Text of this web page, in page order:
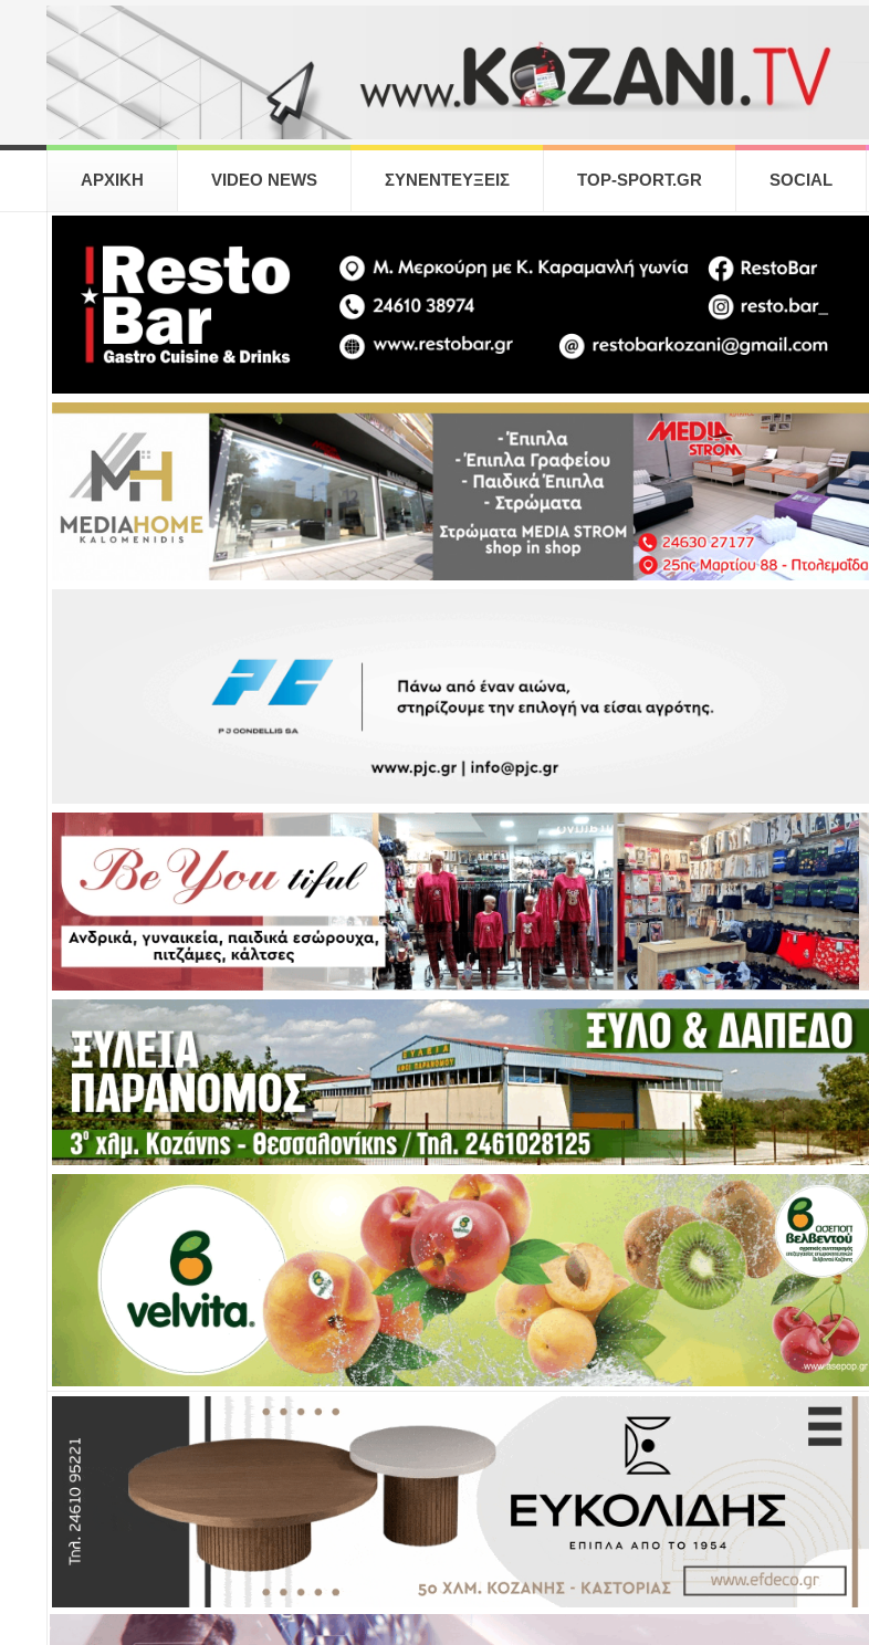
ΑΡΧΙΚΗ VIDEO NEWS ΣΥΝΕΝΤΕΥΞΕΙΣ TOP-SPORT.GR SOCIAL